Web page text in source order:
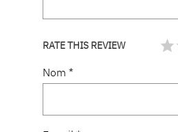
RATE THIS REVIEW
Nom *